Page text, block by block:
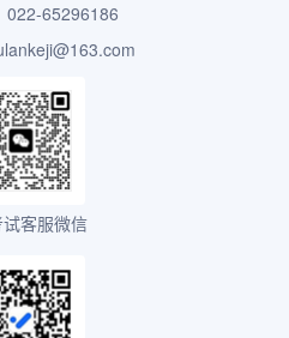
022-65296186
客服微信